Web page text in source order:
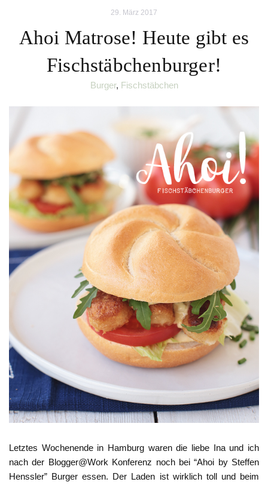
29. März 2017
Ahoi Matrose! Heute gibt es
Fischstäbchenburger!
Burger, Fischstäbchen
Letztes Wochenende in Hamburg waren die liebe Ina und ich
nach der Blogger@Work Konferenz noch bei “Ahoi by Steffen
Henssler” Burger essen. Der Laden ist wirklich toll und beim